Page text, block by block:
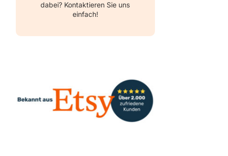
dabei? Kontaktieren Sie uns
einfach!